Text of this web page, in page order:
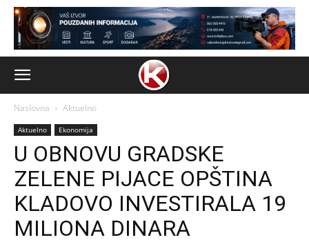
Naslovna Aktuelno
Aktuelno Ekonomija
U OBNOVU GRADSKE
ZELENE PIJACE OPŠTINA
KLADOVO INVESTIRALA 19
MILIONA DINARA